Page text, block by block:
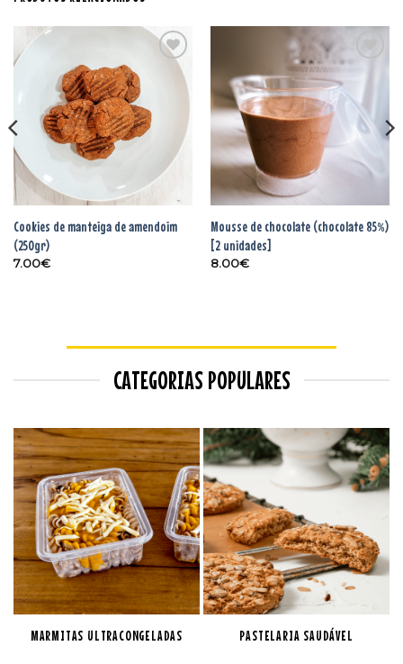
Adicionar
favoritos
Cookies de manteiga de amendoim
(250gr)
7.00€
favoritos
Mousse de chocolate (chocolate 85%)
[2 unidades]
8.00€
CATEGORIAS POPULARES
MARMITAS ULTRACONGELADAS PASTELARIA SAUDÁVEL